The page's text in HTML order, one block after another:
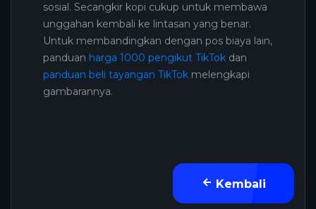
sosial. Secangkir kopi cukup untuk membawa
unggahan kembali ke lintasan yang benar.
Untuk membandingkan dengan pos biaya lain,
panduan harga 1000 pengikut TikTok dan
panduan beli tayangan TikTok melengkapi
gambarannya.
Kembali